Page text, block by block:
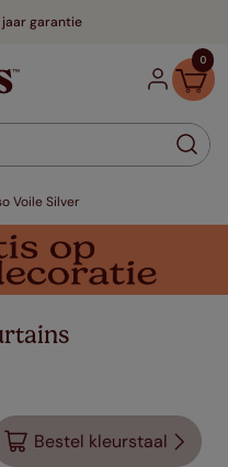
jaar garantie
0
Voile Silver
Bestel kleurstaal